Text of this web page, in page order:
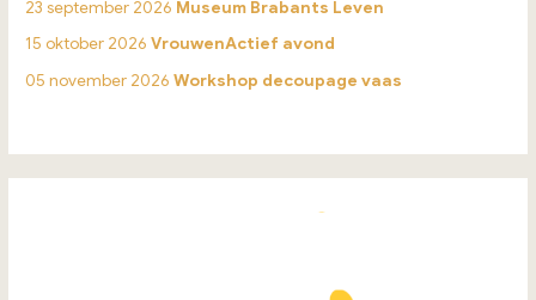
23 september 2026 Museum Brabants Leven
15 oktober 2026VrouwenActief avond
05 november 2026Workshop decoupage vaas